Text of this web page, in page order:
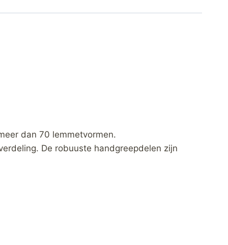
dan 70 lemmetvormen.
De robuuste handgreepdelen zijn